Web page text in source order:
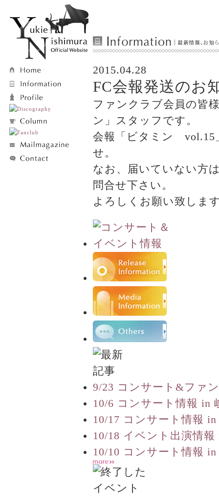
2015.04.28
FC会報発送のお
ファンクラブ会員の皆
ン」スタッフです。
会報「ビタミン vol.15
せ。
なお、届いていない方
問合せ下さい。
よろしくお願い致しま
9/23 コンサート&ファ
10/6 コンサート情報 in
10/17 コンサート情報
10/18 イベント出演情報
10/10 コンサート情報